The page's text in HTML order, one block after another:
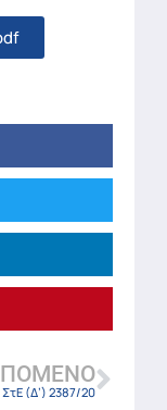
ΣτΕ (Δ’) 2387/20